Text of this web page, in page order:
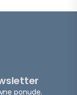
ponude.